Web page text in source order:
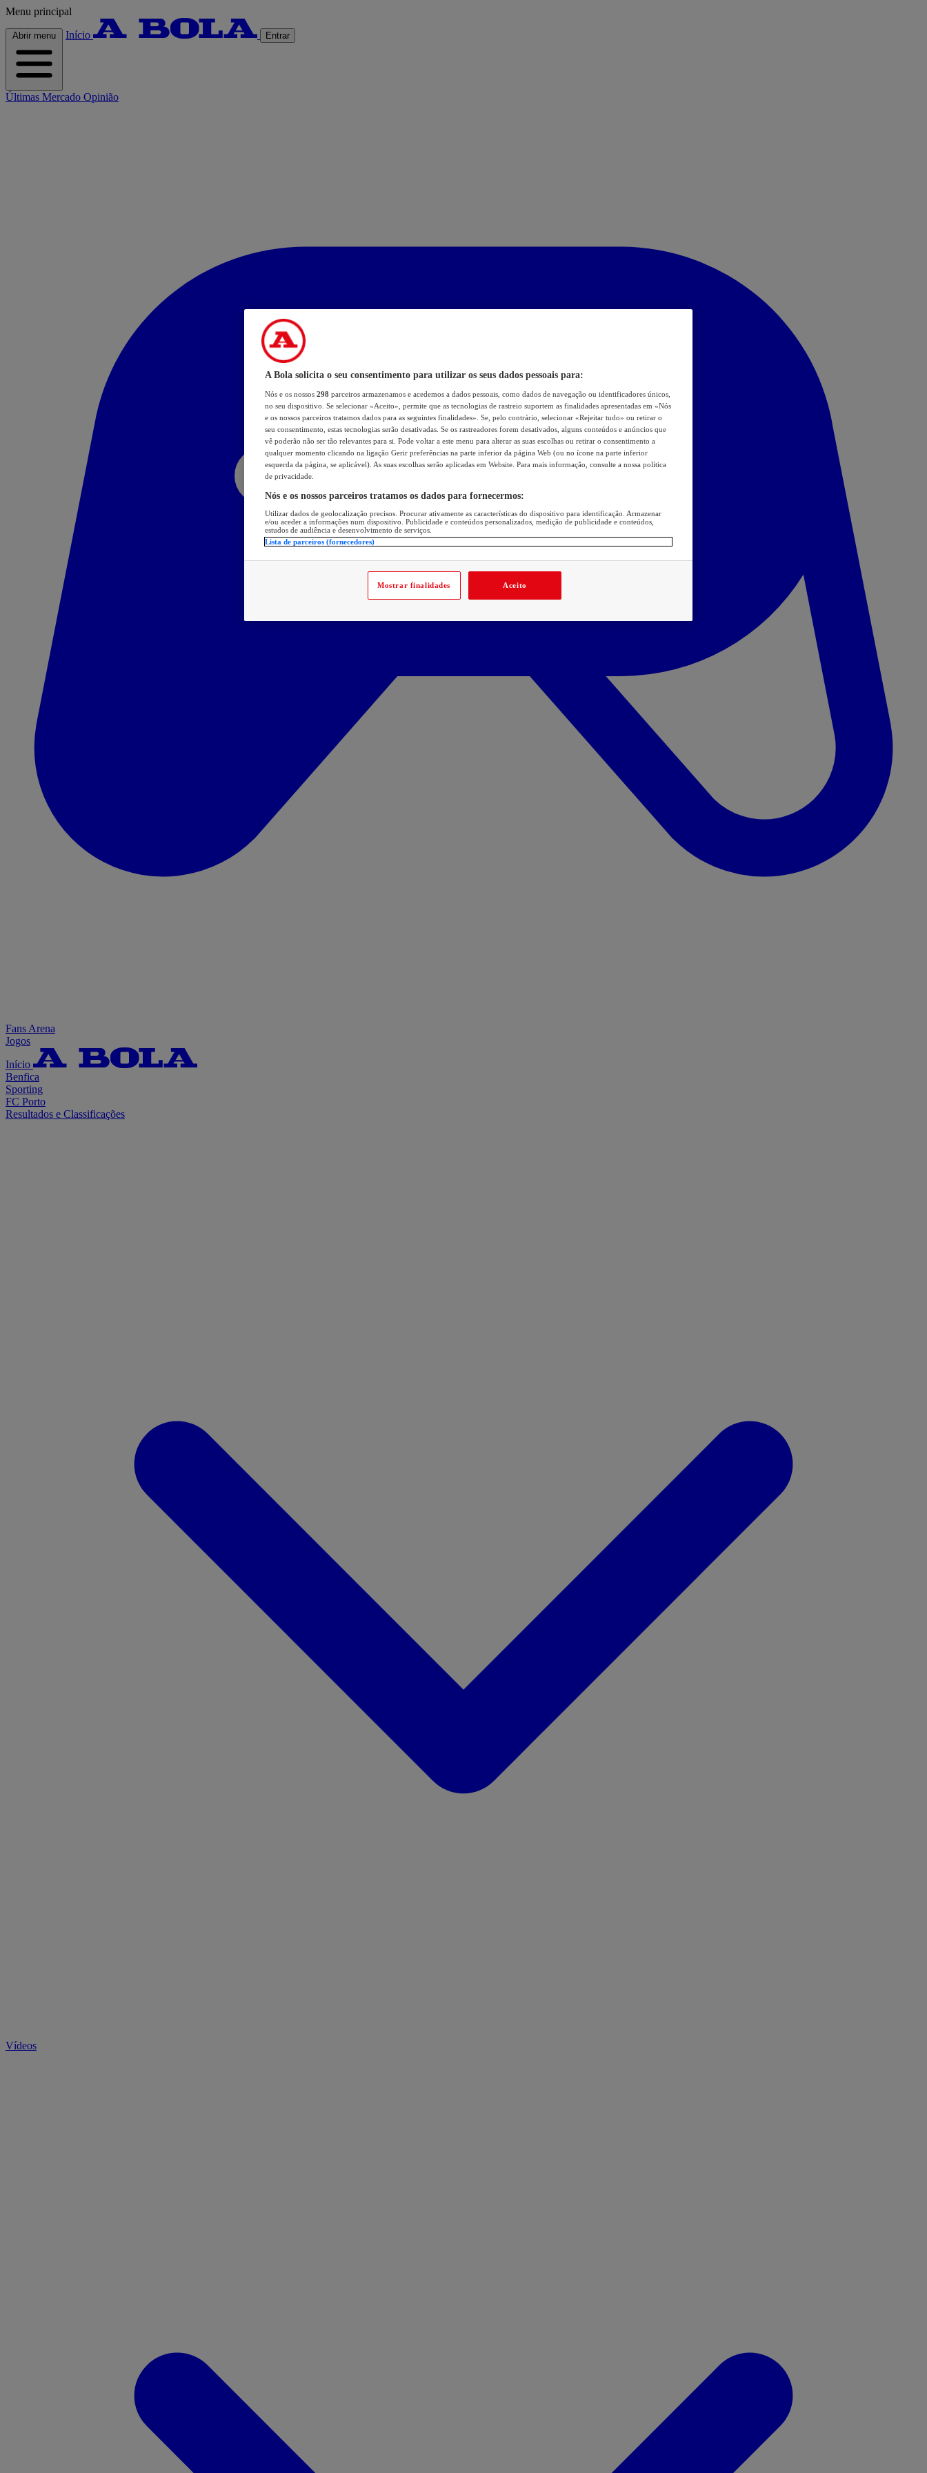
Menu principal
Abrir menu Início Entrar
Últimas Mercado Opinião
Fans Arena
Jogos
Início
Benfica
Sporting
FC Porto
Resultados e Classificações
Vídeos
A Bola solicita o seu consentimento para utilizar os seus dados pessoais para:
Nós e os nossos 298 parceiros armazenamos e acedemos a dados pessoais, como dados de navegação ou identificadores únicos,
no seu dispositivo. Se selecionar «Aceito», permite que as tecnologias de rastreio suportem as finalidades apresentadas em «Nós
e os nossos parceiros tratamos dados para as seguintes finalidades». Se, pelo contrário, selecionar «Rejeitar tudo» ou retirar o
seu consentimento, estas tecnologias serão desativadas. Se os rastreadores forem desativados, alguns conteúdos e anúncios que
vê poderão não ser tão relevantes para si. Pode voltar a este menu para alterar as suas escolhas ou retirar o consentimento a
qualquer momento clicando na ligação Gerir preferências na parte inferior da página Web (ou no ícone na parte inferior
esquerda da página, se aplicável). As suas escolhas serão aplicadas em Website. Para mais informação, consulte a nossa política
de privacidade.
Nós e os nossos parceiros tratamos os dados para fornecermos:
Utilizar dados de geolocalização precisos. Procurar ativamente as características do dispositivo para identificação. Armazenar
e/ou aceder a informações num dispositivo. Publicidade e conteúdos personalizados, medição de publicidade e conteúdos,
estudos de audiência e desenvolvimento de serviços.
Lista de parceiros (fornecedores)
Mostrar finalidades Aceito